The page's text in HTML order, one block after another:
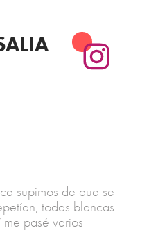
supimos de que se
todas blancas.
pasé varios